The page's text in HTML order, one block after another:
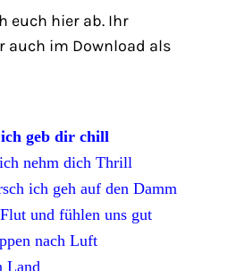
euch hier ab. Ihr
auch im Download als
geb dir chill
nehm dich Thrill
ich geh auf den Damm
und fühlen uns gut
nach Luft
Land